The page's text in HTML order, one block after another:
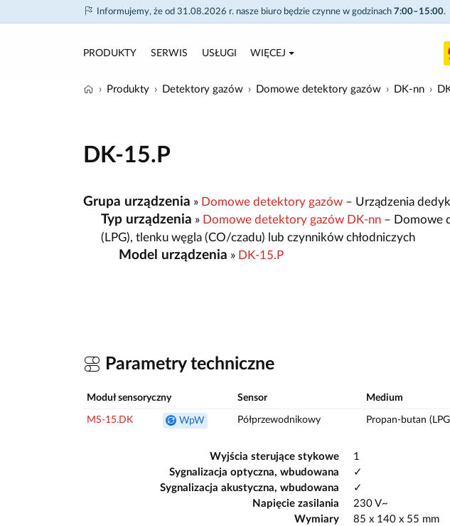
Informujemy, że od 31.08.2026 r. nasze biuro będzie czynne w godzinach 7:00–15:00.
PRODUKTY SERWIS USŁUGI WIĘCEJ
Produkty Detektory gazów Domowe detektory gazów DK-nn
DK-15.P
Grupa urządzenia » Domowe detektory gazów – Urządzenia
Typ urządzenia » Domowe detektory gazów DK-nn – Domowe
(LPG), tlenku węgla (CO/czadu) lub czynników chłodniczych
Model urządzenia » DK-15.P
Parametry techniczne
Moduł sensoryczny Sensor Medium
MS-15.DK WpW Półprzewodnikowy Propan-butan
Wyjścia sterujące stykowe
1
Sygnalizacja optyczna, wbudowana
✓
Sygnalizacja akustyczna, wbudowana
✓
Napięcie zasilania
230 V~
Wymiary
85 x 140 x 55 mm